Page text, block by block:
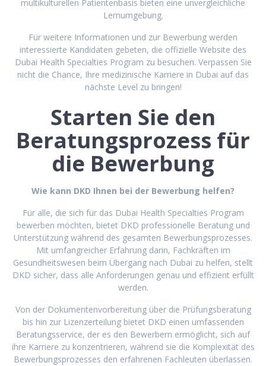
multikulturellen Patientenbasis bieten eine unvergleichliche
Lernumgebung.
Für weitere Informationen und zur Bewerbung werden
interessierte Kandidaten gebeten, die offizielle Website des
Dubai Health Specialties Program zu besuchen. Verpassen Sie
nicht die Chance, Ihre medizinische Karriere in Dubai auf das
nächste Level zu bringen!
Starten Sie den
Beratungsprozess für
die Bewerbung
Wie kann DKD Ihnen bei der Bewerbung helfen?
Für alle, die sich für das Dubai Health Specialties Program
bewerben möchten, bietet DKD professionelle Beratung und
Unterstützung während des gesamten Bewerbungsprozesses.
Mit umfangreicher Erfahrung darin, Fachkräften im
Gesundheitswesen beim Übergang nach Dubai zu helfen, stellt
DKD sicher, dass alle Anforderungen genau und effizient erfüllt
werden.
Von der Dokumentenvorbereitung über die Prüfungsberatung
bis hin zur Lizenzerteilung bietet DKD einen umfassenden
Beratungsservice, der es den Bewerbern ermöglicht, sich auf
ihre Karriere zu konzentrieren, während sie die Komplexität des
Bewerbungsprozesses den erfahrenen Fachleuten überlassen.